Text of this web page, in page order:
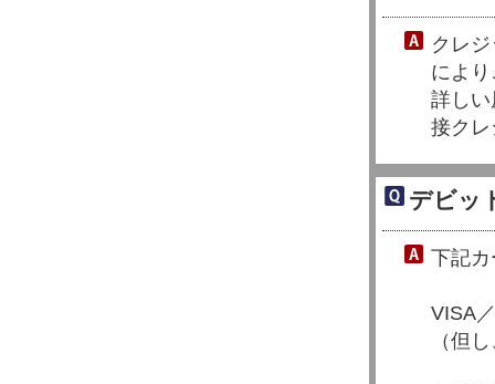
クレ
によ
詳し
接ク
デビッ
下記
VISA
（但